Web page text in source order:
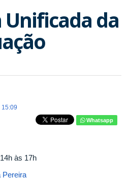
da
15:09
Whatsapp
às 17h
Pereira